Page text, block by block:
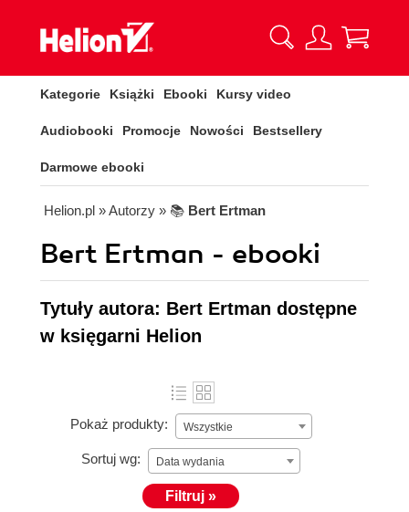
Kategorie Książki Ebooki Kursy video
Audiobooki Promocje Nowości Bestsellery
Darmowe ebooki
Helion.pl » Autorzy » 📚 Bert Ertman
Bert Ertman - ebooki
Tytuły autora: Bert Ertman dostępne
w księgarni Helion
Pokaż produkty: Wszystkie
Sortuj wg: Data wydania
Filtruj »